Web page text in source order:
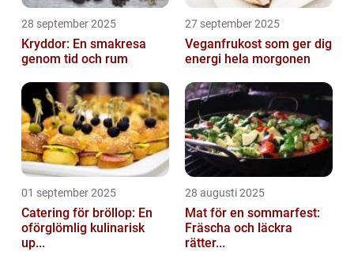
28 september 2025
Kryddor: En smakresa
genom tid och rum
27 september 2025
Veganfrukost som ger dig
energi hela morgonen
01 september 2025
Catering för bröllop: En
oförglömlig kulinarisk
up...
28 augusti 2025
Mat för en sommarfest:
Fräscha och läckra
rätter...